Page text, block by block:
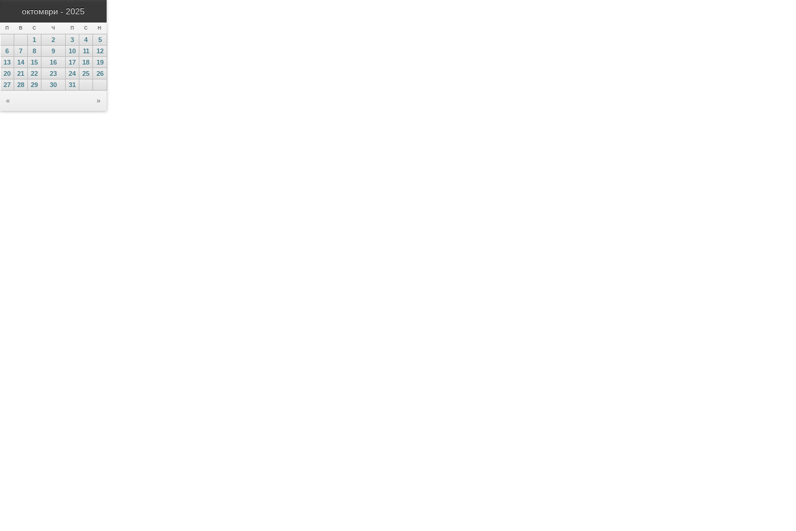
октомври - 2025
П В С Ч П С Н
« »
1 2 3 4
5
6
7 8 9 10 11
12
13
14 15 16 17 18
19
20
21 22 23 24 25
26
27
28 29 30 31